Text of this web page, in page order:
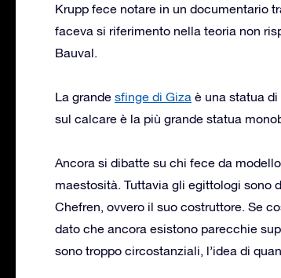
Krupp fece notare in un documentario
faceva si riferimento nella teoria non
Bauval.
La grande sfinge di Giza è una statua
sul calcare è la più grande statua
Ancora si dibatte su chi fece da
maestosità. Tuttavia gli egittologi sono
Chefren, ovvero il suo costruttore. Se
dato che ancora esistono parecchie
sono troppo circostanziali, l’idea di